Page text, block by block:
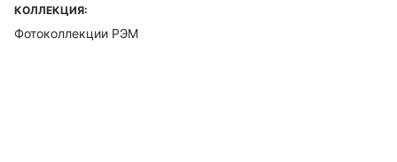
КОЛЛЕКЦИЯ:
Фотоколлекции РЭМ